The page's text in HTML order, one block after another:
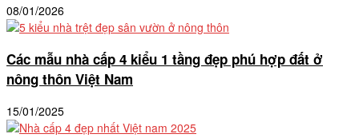
08/01/2026
Các mẫu nhà cấp 4 kiểu 1 tầng đẹp phú hợp đất ở
nông thôn Việt Nam
15/01/2025